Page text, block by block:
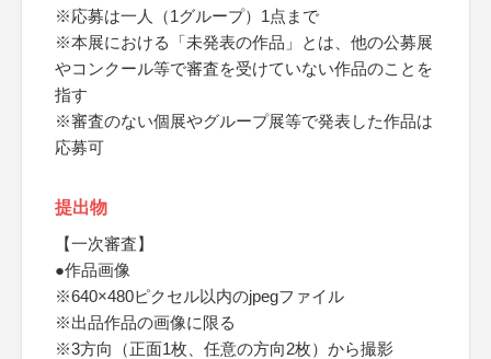
※応募は一人（1グループ）1点まで
※本展における「未発表の作品」とは、他の公募展
やコンクール等で審査を受けていない作品のことを
指す
※審査のない個展やグループ展等で発表した作品は
応募可
提出物
【一次審査】
●作品画像
※640×480ピクセル以内のjpegファイル
※出品作品の画像に限る
※3方向（正面1枚、任意の方向2枚）から撮影